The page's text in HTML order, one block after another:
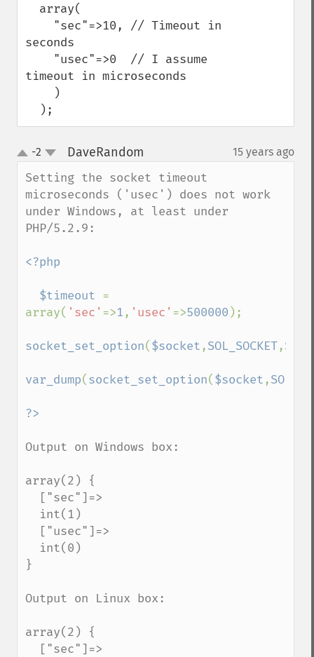
seconds
timeout in microseconds
  );
up
down
-2 DaveRandom 15 years ago
Setting the socket timeout
microseconds ('usec') does not work
under Windows, at least under
PHP/5.2.9:
<?php
  $timeout
=
array( 'sec' =>1 , 'usec' =>500000 );
socket_set_option($socket ,SOL_SOCKET,
var_dump(socket_set_option($socket ,
Output on Windows box:
array(2) {
}
Output on Linux box:
array(2) {